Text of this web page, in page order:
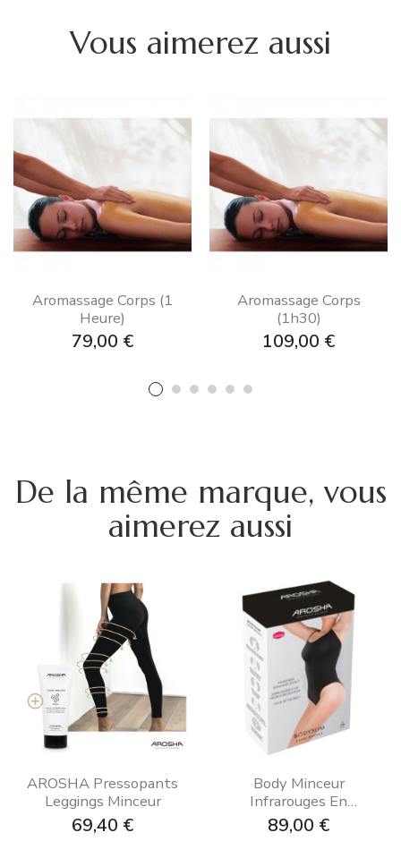
Vous aimerez aussi
Aromassage Corps (1
Heure)
Prix
79,00 €
Aromassage Corps
(1h30)
Prix
109,00 €
De la même marque, vous
aimerez aussi
AROSHA Pressopants
Leggings Minceur
Prix
69,40 €
Body Minceur
Infrarouges En
Dermofibres BIO
Prix
89,00 €